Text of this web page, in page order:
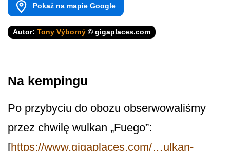
Pokaż na mapie Google
Autor: Tony Výborný © gigaplaces.com
Na kempingu
Po przybyciu do obozu obserwowaliśmy
przez chwilę wulkan „Fuego”:
[https://www.gigaplaces.com/…ulkan-